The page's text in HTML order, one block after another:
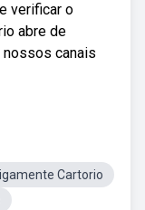
verificar o
abre de
nossos canais
Cartorio